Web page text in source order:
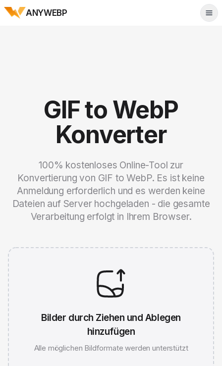
ANYWEBP
GIF to WebP
Konverter
100% kostenloses Online-Tool zur
Konvertierung von GIF to WebP. Es ist keine
Anmeldung erforderlich und es werden keine
Dateien auf Server hochgeladen - die gesamte
Verarbeitung erfolgt in Ihrem Browser.
Bilder durch Ziehen und Ablegen
hinzufügen
Alle möglichen Bildformate werden unterstützt